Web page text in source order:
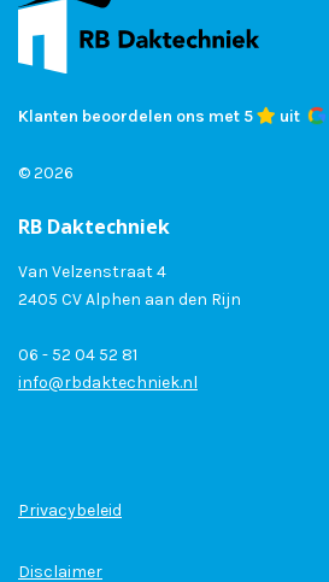
Klanten beoordelen ons met 5 uit
© 2026
RB Daktechniek
Van Velzenstraat 4
2405 CV Alphen aan den Rijn
06 - 52 04 52 81
info@rbdaktechniek.nl
Privacybeleid
Disclaimer